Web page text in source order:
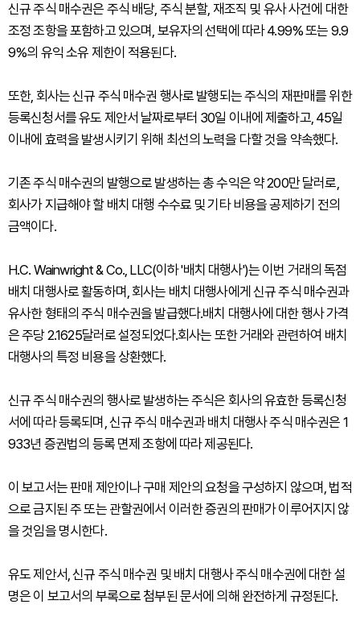
신규 주식 매수권은 주식 배당, 주식 분할, 재조직 및 유사 사건에 대한
조정 조항을 포함하고 있으며, 보유자의 선택에 따라 4.99% 또는 9.9
9%의 유익 소유 제한이 적용된다.
또한, 회사는 신규 주식 매수권 행사로 발행되는 주식의 재판매를 위한
등록신청서를 유도 제안서 날짜로부터 30일 이내에 제출하고, 45일
이내에 효력을 발생시키기 위해 최선의 노력을 다할 것을 약속했다.
기존 주식 매수권의 발행으로 발생하는 총 수익은 약 200만 달러로,
회사가 지급해야 할 배치 대행 수수료 및 기타 비용을 공제하기 전의
금액이다.
H.C. Wainwright & Co., LLC(이하 '배치 대행사')는 이번 거래의 독점
배치 대행사로 활동하며, 회사는 배치 대행사에게 신규 주식 매수권과
유사한 형태의 주식 매수권을 발급했다.배치 대행사에 대한 행사 가격
은 주당 2.1625달러로 설정되었다.회사는 또한 거래와 관련하여 배치
대행사의 특정 비용을 상환했다.
신규 주식 매수권의 행사로 발생하는 주식은 회사의 유효한 등록신청
서에 따라 등록되며, 신규 주식 매수권과 배치 대행사 주식 매수권은 1
933년 증권법의 등록 면제 조항에 따라 제공된다.
이 보고서는 판매 제안이나 구매 제안의 요청을 구성하지 않으며, 법적
으로 금지된 주 또는 관할권에서 이러한 증권의 판매가 이루어지지 않
을 것임을 명시한다.
유도 제안서, 신규 주식 매수권 및 배치 대행사 주식 매수권에 대한 설
명은 이 보고서의 부록으로 첨부된 문서에 의해 완전하게 규정된다.